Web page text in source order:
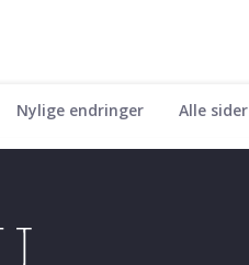
Nylige endringer Alle sider